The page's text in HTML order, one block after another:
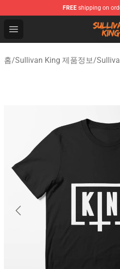
FREE shipping on
Open menu
Sullivan King Shop -
홈/Sullivan King 제품정보/